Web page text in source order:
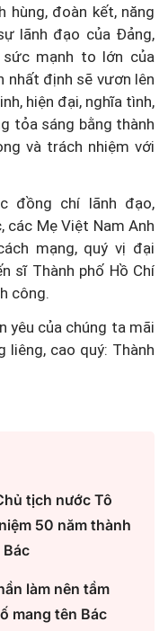
hùng, đoàn kết, năng
lãnh đạo của Đảng,
mạnh to lớn của
nhất định sẽ vươn lên
hiện đại, nghĩa tình,
tỏa sáng bằng thành
và trách nhiệm với
đồng chí lãnh đạo,
các Mẹ Việt Nam Anh
mạng, quý vị đại
sĩ Thành phố Hồ Chí
công.
yêu của chúng ta mãi
cao quý: Thành
tịch nước Tô
50 năm thành
làm nên tầm
mang tên Bác